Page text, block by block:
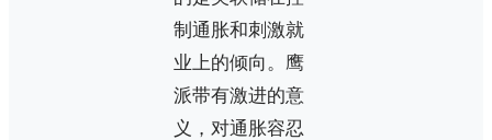
制通胀和刺激就
业上的倾向。鹰
派带有激进的意
义，对通胀容忍